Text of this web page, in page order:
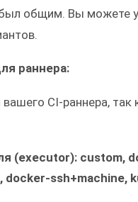
общим. Вы можете
раннера:
CI-раннера,
(executor): custom,
docker-ssh+machine,